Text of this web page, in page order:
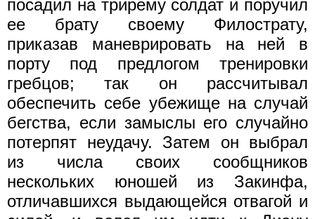
посадил на трирему солдат и поручил
ее брату своему Филострату,
приказав маневрировать на ней в
порту под предлогом тренировки
гребцов; так он рассчитывал
обеспечить себе убежище на случай
бегства, если замыслы его случайно
потерпят неудачу. Затем он выбрал
из числа своих сообщников
нескольких юношей из Закинфа,
отличавшихся выдающейся отвагой и